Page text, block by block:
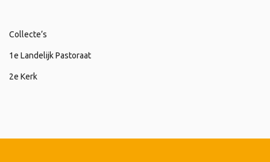
Collecte’s
1e Landelijk Pastoraat
2e Kerk